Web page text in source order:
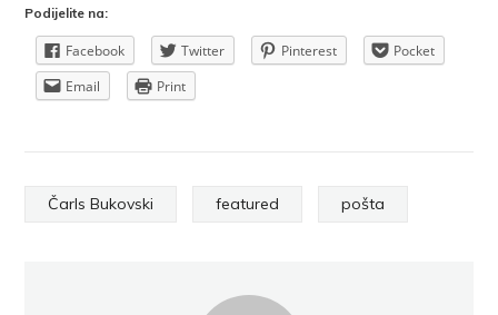
Podijelite na:
Facebook Twitter Pinterest
Pocket
Email
Print
Čarls Bukovski featured pošta